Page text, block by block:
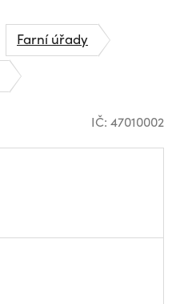
Farní úřady
IČ: 47010002